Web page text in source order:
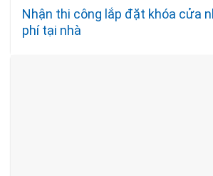
Nhận thi công lắp đặt khóa cửa
phí tại nhà